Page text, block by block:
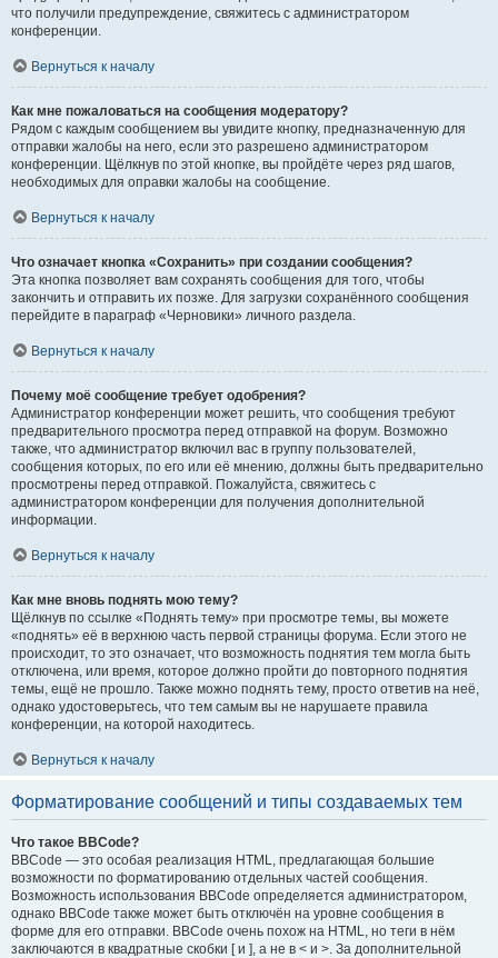
что получили предупреждение, свяжитесь с администратором
конференции.
Вернуться к началу
Как мне пожаловаться на сообщения модератору?
Рядом с каждым сообщением вы увидите кнопку, предназначенную для
отправки жалобы на него, если это разрешено администратором
конференции. Щёлкнув по этой кнопке, вы пройдёте через ряд шагов,
необходимых для оправки жалобы на сообщение.
Вернуться к началу
Что означает кнопка «Сохранить» при создании сообщения?
Эта кнопка позволяет вам сохранять сообщения для того, чтобы
закончить и отправить их позже. Для загрузки сохранённого сообщения
перейдите в параграф «Черновики» личного раздела.
Вернуться к началу
Почему моё сообщение требует одобрения?
Администратор конференции может решить, что сообщения требуют
предварительного просмотра перед отправкой на форум. Возможно
также, что администратор включил вас в группу пользователей,
сообщения которых, по его или её мнению, должны быть предварительно
просмотрены перед отправкой. Пожалуйста, свяжитесь с
администратором конференции для получения дополнительной
информации.
Вернуться к началу
Как мне вновь поднять мою тему?
Щёлкнув по ссылке «Поднять тему» при просмотре темы, вы можете
«поднять» её в верхнюю часть первой страницы форума. Если этого не
происходит, то это означает, что возможность поднятия тем могла быть
отключена, или время, которое должно пройти до повторного поднятия
темы, ещё не прошло. Также можно поднять тему, просто ответив на неё,
однако удостоверьтесь, что тем самым вы не нарушаете правила
конференции, на которой находитесь.
Вернуться к началу
Форматирование сообщений и типы создаваемых тем
Что такое BBCode?
BBCode — это особая реализация HTML, предлагающая большие
возможности по форматированию отдельных частей сообщения.
Возможность использования BBCode определяется администратором,
однако BBCode также может быть отключён на уровне сообщения в
форме для его отправки. BBCode очень похож на HTML, но теги в нём
заключаются в квадратные скобки [ и ], а не в < и >. За дополнительной